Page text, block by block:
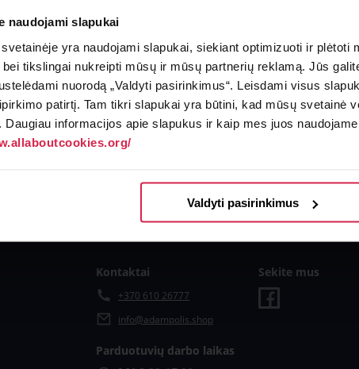
naudojami slapukai
yra naudojami slapukai, siekiant optimizuoti ir plėtoti
tikslingai nukreipti mūsų ir mūsų partnerių reklamą. Jūs
nuorodą „Valdyti pasirinkimus“. Leisdami visus
patirtį. Tam tikri slapukai yra būtini, kad mūsų svetainė
Daugiau informacijos apie slapukus ir kaip mes juos
Valdyti pasirinkimus
Kontaktai
+370 610 26777
info@adampolis.shop
Sekite mus
Parduotuvių darbo laikas